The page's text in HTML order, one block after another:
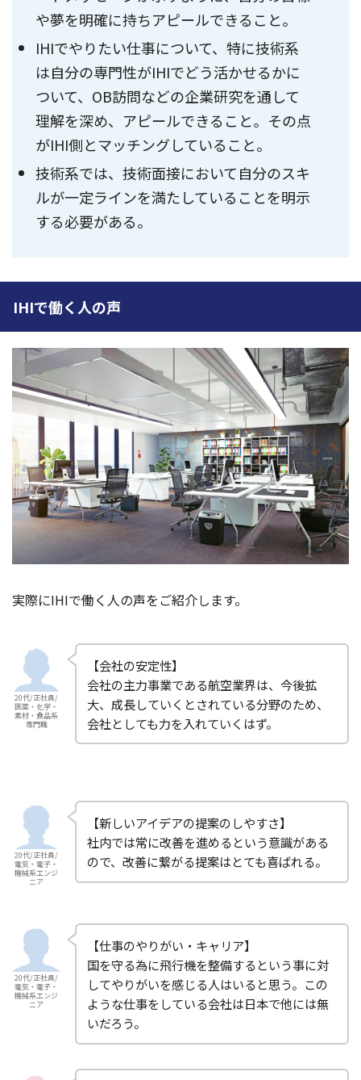
や夢を明確に持ちアピールできること。
IHIでやりたい仕事について、特に技術系
は自分の専門性がIHIでどう活かせるかに
ついて、OB訪問などの企業研究を通して
理解を深め、アピールできること。その点
がIHI側とマッチングしていること。
技術系では、技術面接において自分のスキ
ルが一定ラインを満たしていることを明示
する必要がある。
IHIで働く人の声
実際にIHIで働く人の声をご紹介します。
20代/正社員/
医薬・化学・
素材・食品系
専門職
【会社の安定性】
会社の主力事業である航空業界は、今後拡
大、成長していくとされている分野のため、
会社としても力を入れていくはず。
20代/正社員/
電気・電子・
機械系エンジ
ニア
【新しいアイデアの提案のしやすさ】
社内では常に改善を進めるという意識がある
ので、改善に繋がる提案はとても喜ばれる。
20代/正社員/
電気・電子・
機械系エンジ
ニア
【仕事のやりがい・キャリア】
国を守る為に飛行機を整備するという事に対
してやりがいを感じる人はいると思う。この
ような仕事をしている会社は日本で他には無
いだろう。